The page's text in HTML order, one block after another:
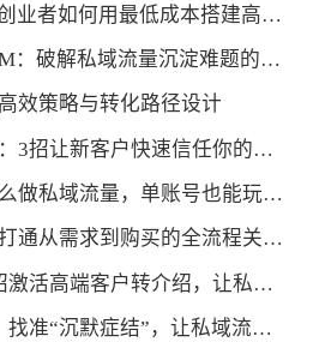
3.“小而美”私域：个体创业者如何用最低成本搭建高转化私域体系
4.企业微信+社群+SCRM：破解私域流量沉淀难题的全链路解法
效策略与转化路径设计
6.私域获客首印象决胜：3招让新客户快速信任你的品牌
7.个体创业者必学！怎么做私域流量，单账号也能玩转的留存技巧
8.私域转化链路优化：打通从需求到购买的全流程关键节点
9.零成本精准引流：3招激活高端客户转介绍，让私域自然扩容
10.低活跃用户唤醒术：找准“沉默症结”，让私域流量“起死回生”